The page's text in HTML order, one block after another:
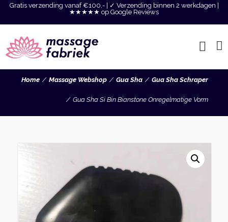
Gratis verzending vanaf €100,- | ✓ Verzending binnen 2 werkdagen |
★★★★★ op Google Reviews
Home Massage Webshop Gua Sha Gua Sha Schraper
Gua Sha Si Bin Bianstone Onregelmatige Vorm